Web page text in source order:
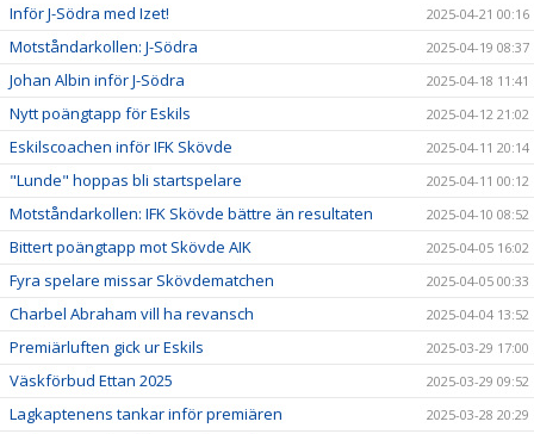
Inför J-Södra med Izet! 2025-04-21 00:16
Motståndarkollen: J-Södra 2025-04-19 08:37
Johan Albin inför J-Södra 2025-04-18 11:41
Nytt poängtapp för Eskils 2025-04-12 21:02
Eskilscoachen inför IFK Skövde 2025-04-11 20:14
"Lunde" hoppas bli startspelare 2025-04-11 00:12
Motståndarkollen: IFK Skövde bättre än resultaten 2025-04-10 08:52
Bittert poängtapp mot Skövde AIK 2025-04-05 16:02
Fyra spelare missar Skövdematchen 2025-04-05 00:33
Charbel Abraham vill ha revansch 2025-04-04 13:52
Premiärluften gick ur Eskils 2025-03-29 17:00
Väskförbud Ettan 2025 2025-03-29 09:52
Lagkaptenens tankar inför premiären 2025-03-28 20:29